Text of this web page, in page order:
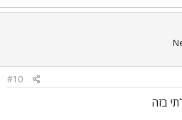
#10
בזה